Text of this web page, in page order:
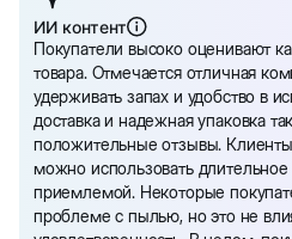
самым блокируя неприятные
Общие рекомендации по
- Полная замена наполнителя
- Комки необходимо убирать сразу
кошкой , досыпая при этом
ИИ контент
Покупатели высоко оценивают
товара. Отмечается отличная
удерживать запах и удобство в
доставка и надежная упаковка
положительные отзывы.
можно использовать
приемлемой. Некоторые
проблеме с пылью, но это не